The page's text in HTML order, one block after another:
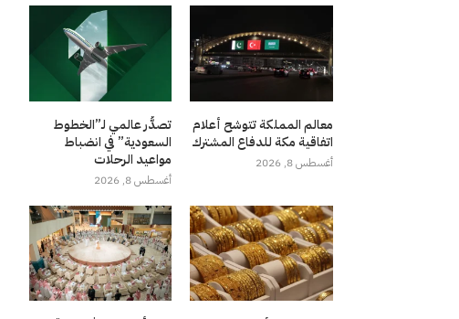
معالم المملكة تتوشح أعلام
اتفاقية مكة للدفاع المشترك
أغسطس 8, 2026
تصدُّر عالمي لـ”الخطوط
السعودية” في انضباط
مواعيد الرحلات
أغسطس 8, 2026